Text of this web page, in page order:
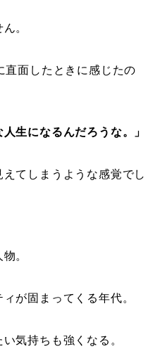
。
直面したときに感じたの
生になるんだろうな。」
えてしまうような感覚でし
。
が固まってくる年代。
い気持ちも強くなる。